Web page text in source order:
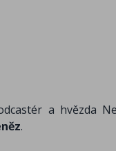
a hvězda
.